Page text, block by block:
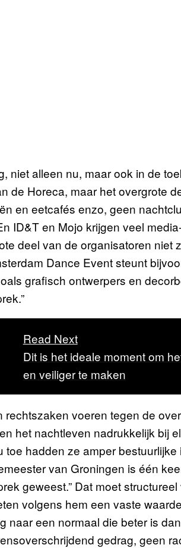
niet alleen nu, maar ook in de
de Horeca, maar het overgrote
en eetcafés enzo, geen
ID&T en Mojo krijgen veel
deel van de organisatoren niet
Dance Event steunt
grafisch ontwerpers en
Read Next
Dit is het ideale moment om
en veiliger te maken
voeren tegen de
het nachtleven nadrukkelijk bij
toe hadden ze amper
van Groningen is één
geweest.” Dat moet
volgens hem een vaste
naar een normaal die beter is
gedrag, geen